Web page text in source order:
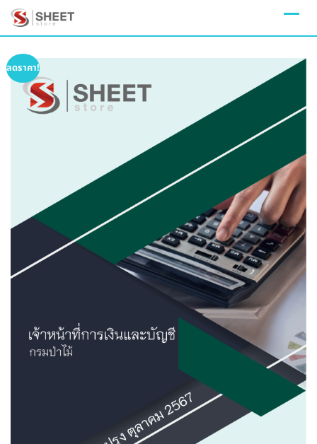
Skip
ลดราคา!